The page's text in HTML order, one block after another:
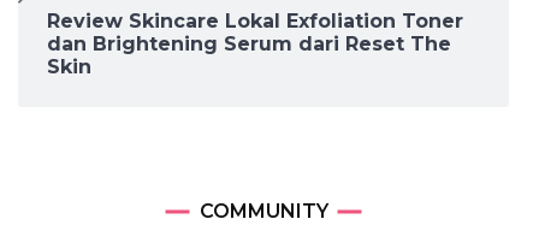
Review Skincare Lokal Exfoliation Toner
dan Brightening Serum dari Reset The
Skin
COMMUNITY